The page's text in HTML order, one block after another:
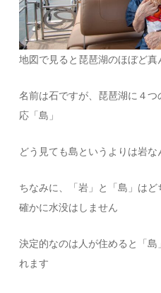
地図で見ると琵琶湖のほぼど
名前は石ですが、琵琶湖に４
応「島」
どう見ても島というよりは岩な
ちなみに、「岩」と「島」は
確かに水没はしません
決定的なのは人が住めると「
れます